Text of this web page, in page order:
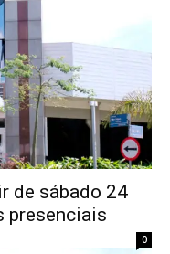
de sábado 24
presenciais
0